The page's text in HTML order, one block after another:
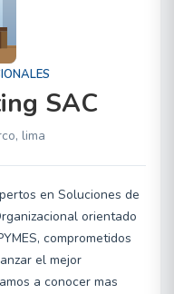
SAC
lima
en Soluciones de
orientado
comprometidos
el mejor
a conocer mas